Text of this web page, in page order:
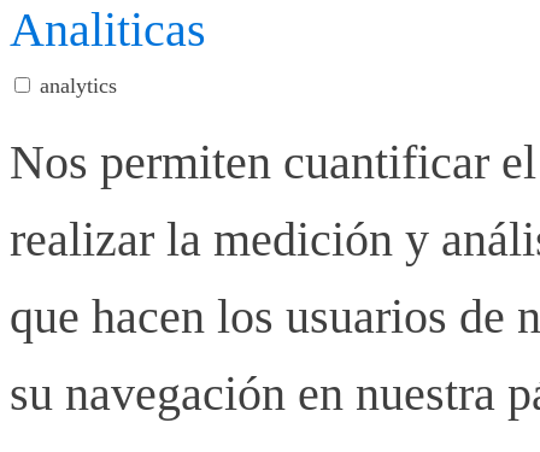
Analiticas
analytics
Nos permiten cuantificar
realizar la medición y
que hacen los usuarios de
su navegación en nuestra